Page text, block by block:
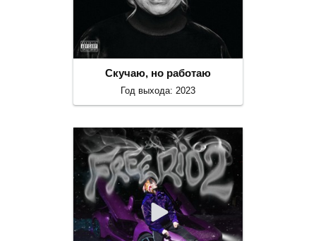
Скучаю, но работаю
Год выхода: 2023